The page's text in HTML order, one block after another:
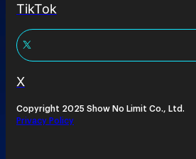
TikTok
X
Copyright 2025 Show No Limit Co., Ltd.
Privacy Policy